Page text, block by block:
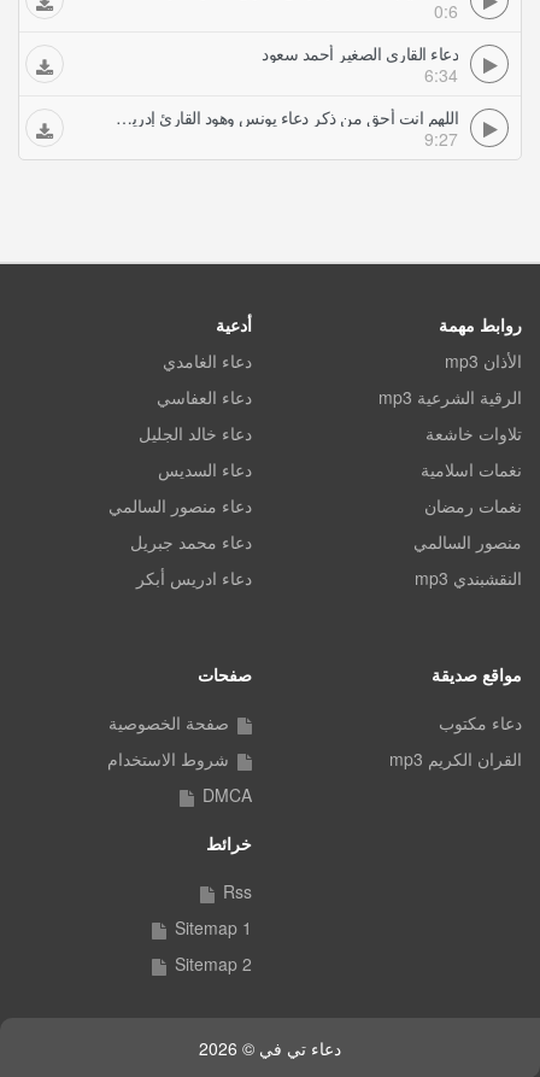
0:6
دعاء القارى الصغير أحمد سعود
6:34
اللهم انت أحق من ذكر دعاء يونس وهود القارئ إدريس أبكر Idrees Abkar
9:27
روابط مهمة
الأذان mp3
الرقية الشرعية mp3
تلاوات خاشعة
نغمات اسلامية
نغمات رمضان
منصور السالمي
النقشبندي mp3
أدعية
دعاء الغامدي
دعاء العفاسي
دعاء خالد الجليل
دعاء السديس
دعاء منصور السالمي
دعاء محمد جبريل
دعاء ادريس أبكر
مواقع صديقة
دعاء مكتوب
القران الكريم mp3
صفحات
صفحة الخصوصية
شروط الاستخدام
DMCA
خرائط
Rss
Sitemap 1
Sitemap 2
دعاء تي في © 2026